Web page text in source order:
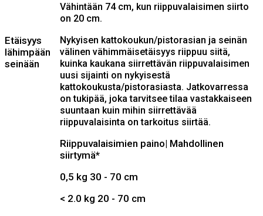
Etäisyys
lähimpään
seinään
Vähintään 74 cm, kun riippuvalaisimen siirto
on 20 cm.
Nykyisen kattokoukun/pistorasian ja seinän
välinen vähimmäisetäisyys riippuu siitä,
kuinka kaukana siirrettävän riippuvalaisimen
uusi sijainti on nykyisestä
kattokoukusta/pistorasiasta. Jatkovarressa
on tukipää, joka tarvitsee tilaa vastakkaiseen
suuntaan kuin mihin siirrettävää
riippuvalaisinta on tarkoitus siirtää.
Riippuvalaisimien paino| Mahdollinen
siirtymä*
0,5 kg 30 - 70 cm
< 2.0 kg 20 - 70 cm